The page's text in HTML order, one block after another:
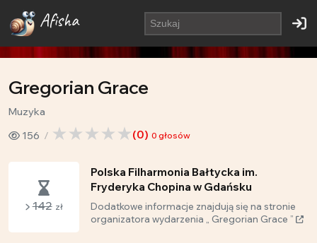
Afisha
Gregorian Grace
Muzyka
156
(0) 0 głosów
142 zł
Polska Filharmonia Bałtycka im.
Fryderyka Chopina w Gdańsku
Dodatkowe informacje znajdują się na stronie
organizatora wydarzenia „ Gregorian Grace ”